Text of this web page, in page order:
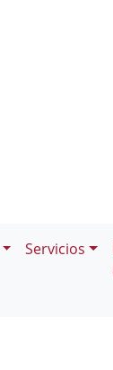
Servicios